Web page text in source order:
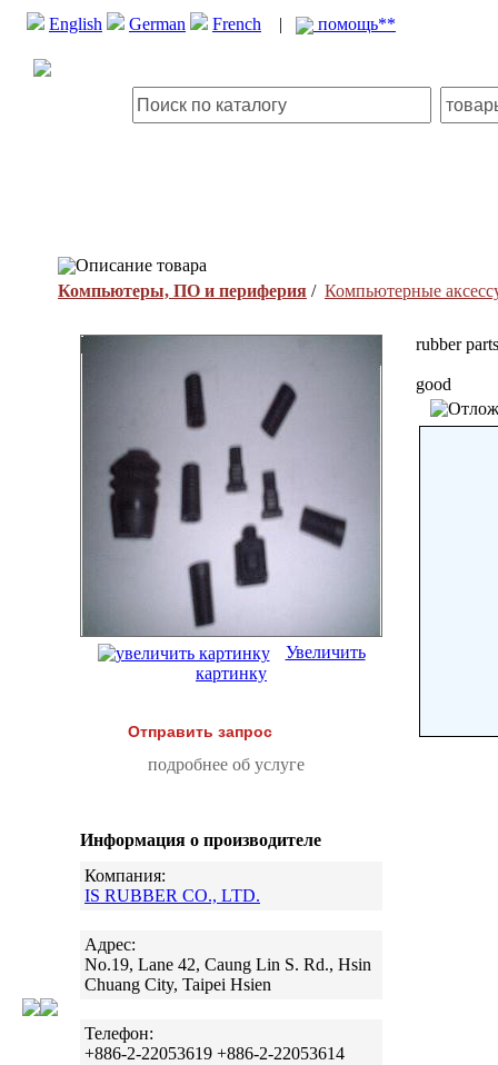
English German French | помощь**
Описание товара
Компьютеры, ПО и периферия / Компьютерные
Увеличить
картинку
Отправить запрос
подробнее об услуге
Информация о производителе
Компания:
IS RUBBER CO., LTD.
Адрес:
No.19, Lane 42, Caung Lin S. Rd., Hsin
Chuang City, Taipei Hsien
Телефон:
+886-2-22053619 +886-2-22053614
rubber
good